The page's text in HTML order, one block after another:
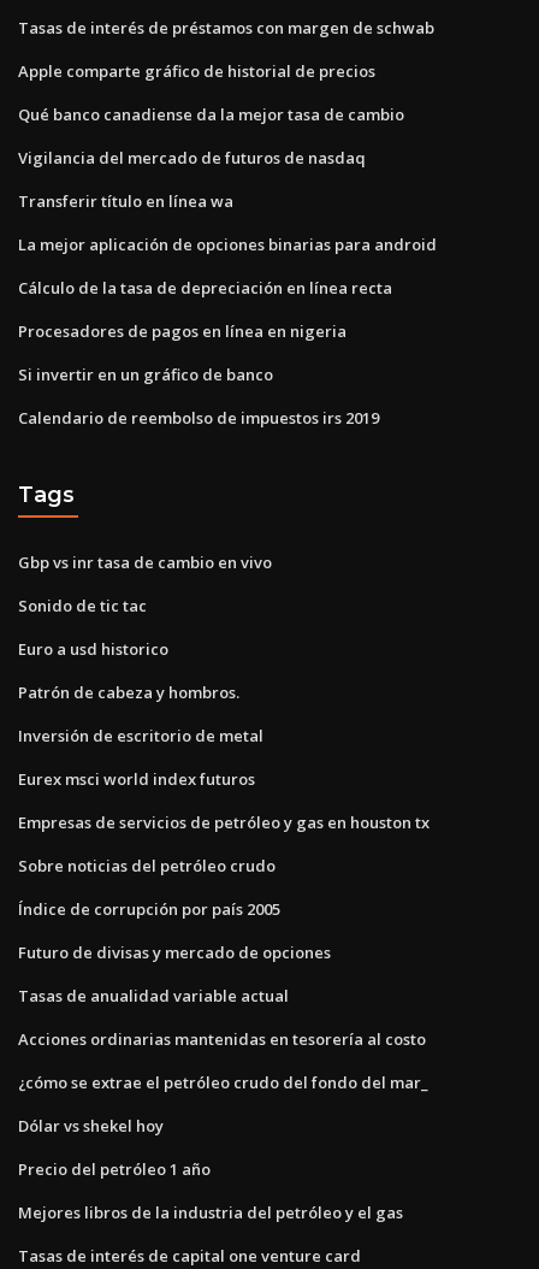
Tasas de interés de préstamos con margen de schwab
Apple comparte gráfico de historial de precios
Qué banco canadiense da la mejor tasa de cambio
Vigilancia del mercado de futuros de nasdaq
Transferir título en línea wa
La mejor aplicación de opciones binarias para android
Cálculo de la tasa de depreciación en línea recta
Procesadores de pagos en línea en nigeria
Si invertir en un gráfico de banco
Calendario de reembolso de impuestos irs 2019
Tags
Gbp vs inr tasa de cambio en vivo
Sonido de tic tac
Euro a usd historico
Patrón de cabeza y hombros.
Inversión de escritorio de metal
Eurex msci world index futuros
Empresas de servicios de petróleo y gas en houston tx
Sobre noticias del petróleo crudo
Índice de corrupción por país 2005
Futuro de divisas y mercado de opciones
Tasas de anualidad variable actual
Acciones ordinarias mantenidas en tesorería al costo
¿cómo se extrae el petróleo crudo del fondo del mar_
Dólar vs shekel hoy
Precio del petróleo 1 año
Mejores libros de la industria del petróleo y el gas
Tasas de interés de capital one venture card